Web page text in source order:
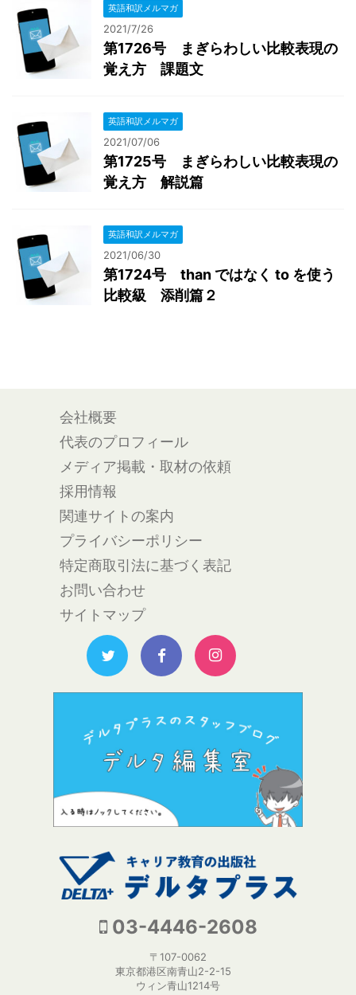
英語和訳メルマガ
2021/7/26
第1726号 まぎらわしい比較表現の
覚え方 課題文
英語和訳メルマガ
2021/07/06
第1725号 まぎらわしい比較表現の
覚え方 解説篇
英語和訳メルマガ
2021/06/30
第1724号 than ではなく to を使う
比較級 添削篇２
会社概要
代表のプロフィール
メディア掲載・取材の依頼
採用情報
関連サイトの案内
プライバシーポリシー
特定商取引法に基づく表記
お問い合わせ
サイトマップ
03-4446-2608
〒107-0062
東京都港区南青山2-2-15
ウィン青山1214号